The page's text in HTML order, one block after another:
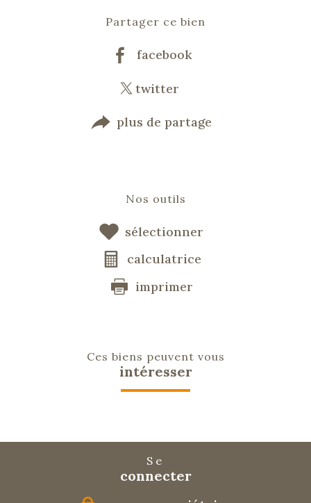
Partager ce bien
facebook
twitter
plus de partage
Nos outils
sélectionner
calculatrice
imprimer
Ces biens peuvent vous
intéresser
Se
connecter